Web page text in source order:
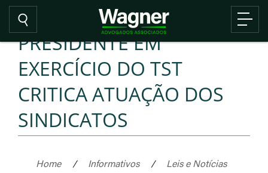
PRESIDENTE EM
EXERCÍCIO DO TST
CRITICA ATUAÇÃO DOS
SINDICATOS
Home / Informativos /
Leis e Notícias